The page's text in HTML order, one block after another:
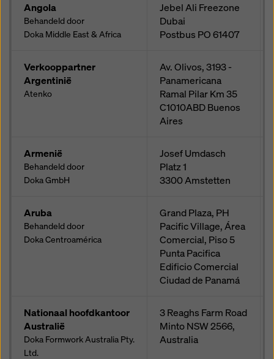
Angola
Behandeld door
Doka Middle East & Africa
Jebel Ali Freezone
Dubai
Postbus PO 61407
Verkooppartner
Argentinië
Atenko
Av. Olivos, 3193 -
Panamericana
Ramal Pilar Km 35
C1010ABDBuenos
Aires
Armenië
Behandeld door
Doka GmbH
Josef Umdasch
Platz 1
3300Amstetten
Aruba
Behandeld door
Doka Centroamérica
Grand Plaza, PH
Pacific Village, Área
Comercial, Piso 5
Punta Pacifica
Edificio Comercial
Ciudad de Panamá
Nationaal hoofdkantoor
Australië
Doka Formwork Australia Pty.
Ltd.
3 Reaghs Farm Road
Minto NSW 2566,
Australia
rechtsmiddelen bestaan. U kunt alle cookies waarvoor
toestemming is vereist weigeren door te klikken op
'Weigeren' of door uwcookie-instellingen aan te
selectievakjes te gebruiken. U kunt uw toestemming
te allen tijde intrekken met werking voor de toekomst
en zonder opgaaf van reden door te klikken op
onderaan deze website.
privacybeleid
. Wij bieden u ook de mogelijkheid om
uw cookies te selecteren (geavanceerde cookie-
instellingen).